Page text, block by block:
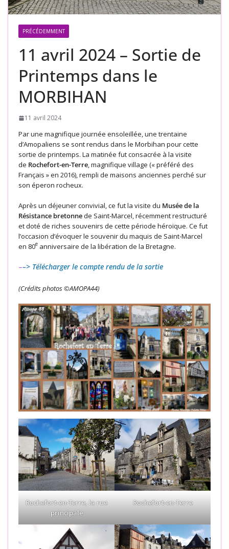
PRÉCÉDEMMENT
11 avril 2024 – Sortie de
Printemps dans le
MORBIHAN
11 avril 2024
Par une magnifique journée ensoleillée, une trentaine
d’Amopaliens se sont rendus dans le Morbihan pour cette
sortie de printemps. La matinée fut consacrée à la visite
de Rochefort-en-Terre, magnifique village (« préféré des
Français » en 2016), rempli de maisons anciennes perché sur
son éperon rocheux.
Après un déjeuner convivial, ce fut la visite du Musée de la
Résistance bretonnede Saint-Marcel, récemment restructuré
et doté de riches souvenirs de cette période héroïque. Ce fut
l’occasion d’évoquer le souvenir du maquis de Saint-Marcel
en 80e anniversaire de la libération de la Bretagne.
––> Télécharger le compte rendu de la sortie
(Crédits photos ©AMOPA44)
Rochefort-en-Terre, la rue
principale
Rochefort-en-Terre